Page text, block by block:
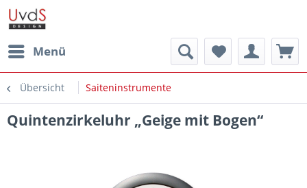
Menü
Übersicht Saiteninstrumente
Quintenzirkeluhr „Geige mit Bogen“